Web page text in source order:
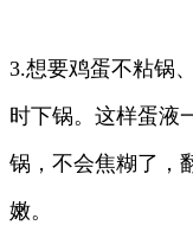
3.想要鸡蛋不粘锅
时下锅。这样蛋液
锅，不会焦糊了，
嫩。